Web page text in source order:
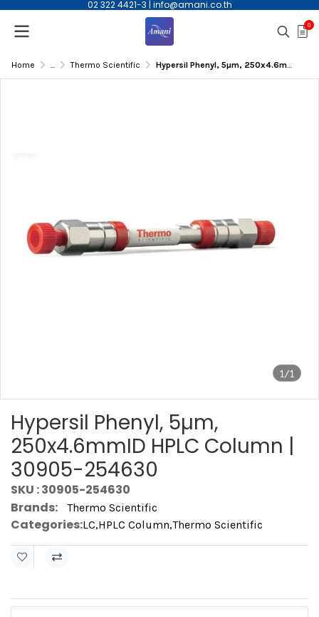
02 322 4421-3 | info@amani.co.th
0
Home ... Thermo Scientific Hypersil Phenyl, 5µm, 250x4.6mmID HPLC Column | 30905-254630
1/1
Hypersil Phenyl, 5µm,
250x4.6mmID HPLC Column |
30905-254630
SKU : 30905-254630
Brands:
Thermo Scientific
Categories:LC,HPLC Column,Thermo Scientific